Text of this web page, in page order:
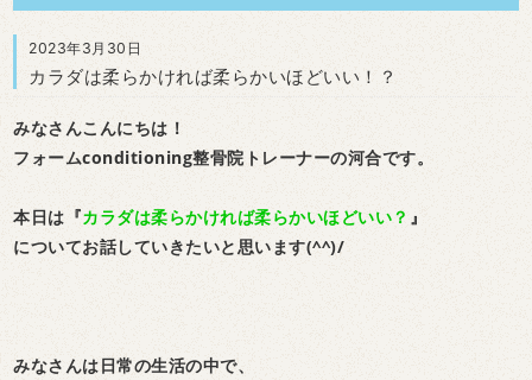
2023年3月30日
カラダは柔らかければ柔らかいほどいい！？
みなさんこんにちは！
フォームconditioning整骨院トレーナーの河合です。
本日は『カラダは柔らかければ柔らかいほどいい？ 』
についてお話していきたいと思います(^^)/
みなさんは日常の生活の中で、